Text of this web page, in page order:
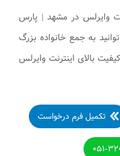
وایرلس در مشهد | پارس
به جمع خانواده بزرگ
بالای اینترنت وایرلس
تکمیل فرم درخواست